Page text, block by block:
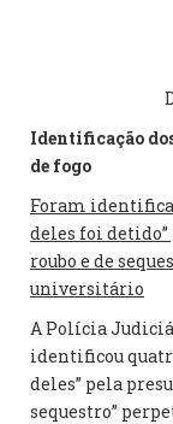
Identificação
de fogo
Foram
deles foi
roubo e de
universitário
A Polícia
identificou
deles” pela
sequestro”